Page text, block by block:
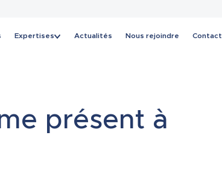
Expertises Actualités Nous rejoindre Contact
présent à